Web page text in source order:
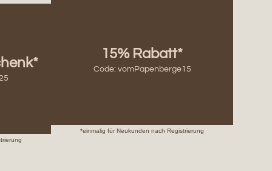
15% Rabatt*
Code: vomPapenberge15
*einmalig für Neukunden nach Registrierung